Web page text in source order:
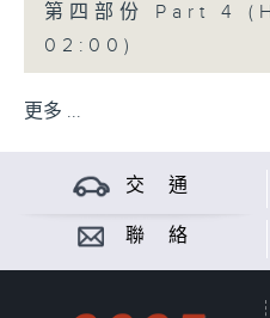
第四部份 Part 4
02:00)
更多 ...
交 通
聯 絡